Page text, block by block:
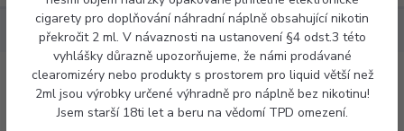
cigarety pro doplňování náhradní náplně obsahující nikotin
překročit 2 ml. V návaznosti na ustanovení §4 odst.3 této
vyhlášky důrazně upozorňujeme, že námi prodávané
clearomizéry nebo produkty s prostorem pro liquid větší než
2ml jsou výrobky určené výhradně pro náplně bez nikotinu!
Jsem starší 18ti let a beru na vědomí TPD omezení.
Náplně Dreamix - Malina a kiwi (Raspberry Kiwi)
Dreamix - Malina a kiwi (Raspberry
Kiwi)